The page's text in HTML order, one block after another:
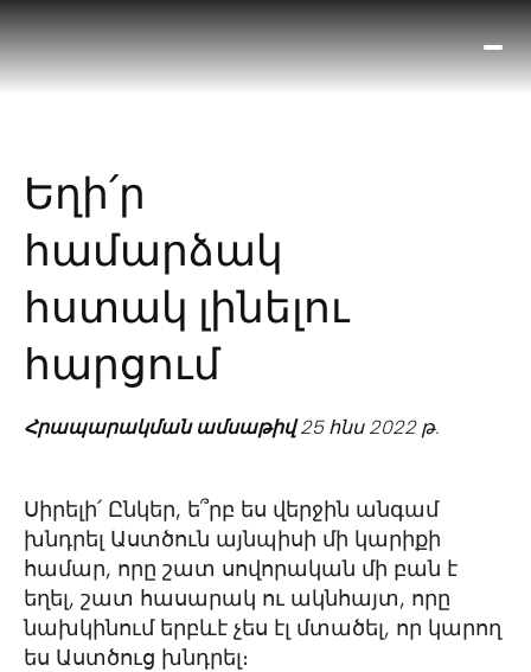
Եղի՛ր
համարձակ
հստակ լինելու
հարցում
Հրապարակման ամսաթիվ25 հնս 2022 թ.
Սիրելի՛ Ընկեր, ե՞րբ ես վերջին անգամ
խնդրել Աստծուն այնպիսի մի կարիքի
համար, որը շատ սովորական մի բան է
եղել, շատ հասարակ ու ակնհայտ, որը
նախկինում երբևէ չես էլ մտածել, որ կարող
ես Աստծուց խնդրել։